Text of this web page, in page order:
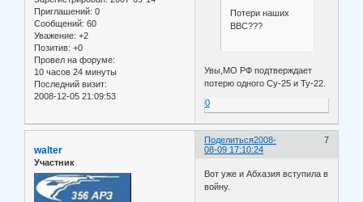
Приглашений: 0
Сообщений: 60
Уважение: +2
Позитив: +0
Провел на форуме:
10 часов 24 минуты
Последний визит:
2008-12-05 21:09:53
Потери наших
ВВС???
Увы,МО РФ подтверждает
потерю одного Су-25 и Ту-22.
0
Поделиться 7
2008-
08-09 17:10:24
walter
Участник
Вот уже и Абхазия вступила в
войну.